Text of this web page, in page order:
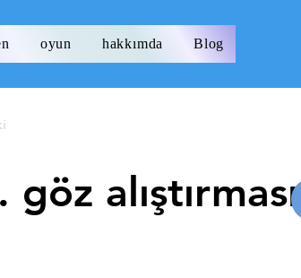
oyun hakkımda Blog
göz alıştırması